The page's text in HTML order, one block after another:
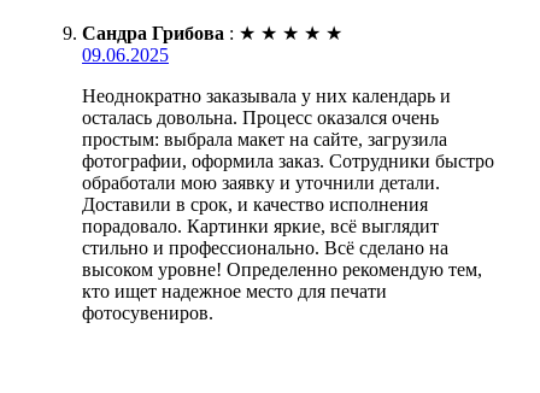
Сандра Грибова : ★ ★ ★ ★ ★
09.06.2025
Неоднократно заказывала у них календарь и
осталась довольна. Процесс оказался очень
простым: выбрала макет на сайте, загрузила
фотографии, оформила заказ. Сотрудники быстро
обработали мою заявку и уточнили детали.
Доставили в срок, и качество исполнения
порадовало. Картинки яркие, всё выглядит
стильно и профессионально. Всё сделано на
высоком уровне! Определенно рекомендую тем,
кто ищет надежное место для печати
фотосувениров.